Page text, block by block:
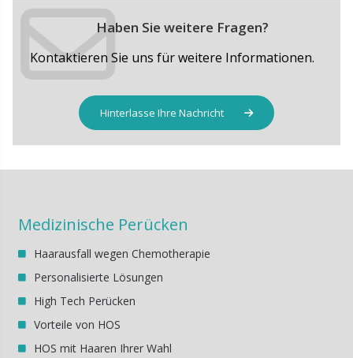
Haben Sie weitere Fragen?
Kontaktieren Sie uns für weitere Informationen.
Hinterlasse Ihre Nachricht
Medizinische Perücken
Haarausfall wegen Chemotherapie
Personalisierte Lösungen
High Tech Perücken
Vorteile von HOS
HOS mit Haaren Ihrer Wahl